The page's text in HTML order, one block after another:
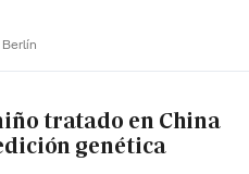
tratado en China
genética